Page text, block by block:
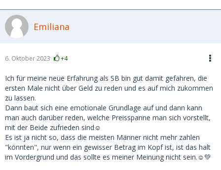
Emiliana
6. Oktober 2023 +4
Ich für meine neue Erfahrung als SB bin gut damit gefahren, die
ersten Male nicht über Geld zu reden und es auf mich zukommen
zu lassen.
Dann baut sich eine emotionale Grundlage auf und dann kann
man auch darüber reden, welche Preisspanne man sich vorstellt,
mit der Beide zufrieden sind☺️
Es ist ja nicht so, dass die meisten Männer nicht mehr zahlen
"könnten", nur wenn ein gewisser Betrag im Kopf ist, ist das halt
im Vordergrund und das sollte es meiner Meinung nicht sein.☺️💚